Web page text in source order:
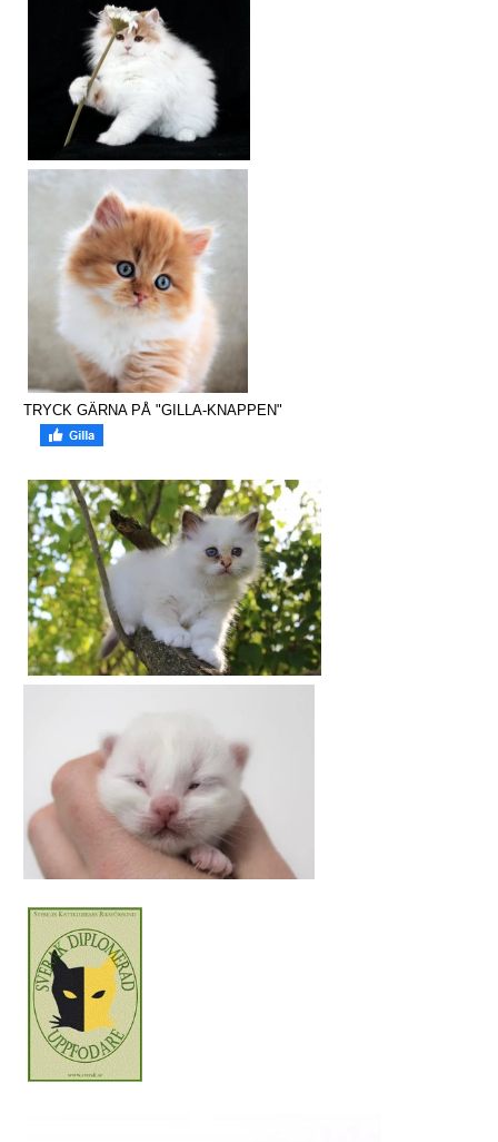
TRYCK GÄRNA PÅ "GILLA-KNAPPEN"